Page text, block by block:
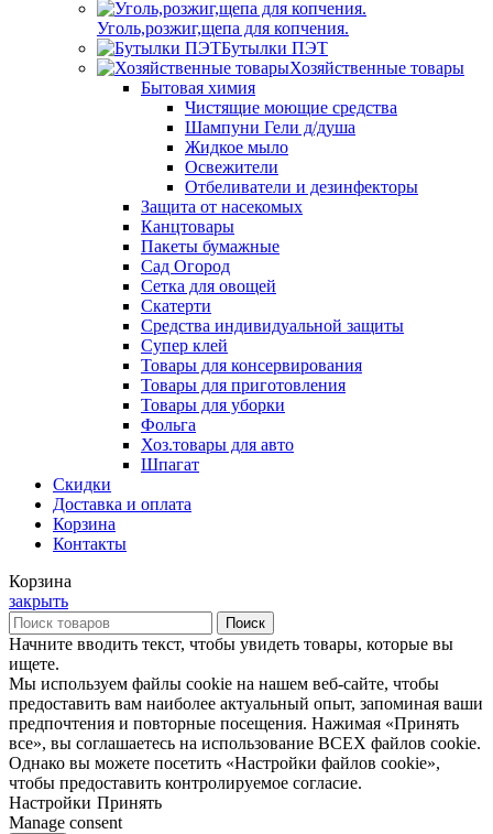
Уголь,розжиг,щепа для копчения.
Бутылки ПЭТ
Хозяйственные товары
Бытовая химия
Чистящие моющие средства
Шампуни Гели д/душа
Жидкое мыло
Освежители
Отбеливатели и дезинфекторы
Защита от насекомых
Канцтовары
Пакеты бумажные
Сад Огород
Сетка для овощей
Скатерти
Средства индивидуальной защиты
Супер клей
Товары для консервирования
Товары для приготовления
Товары для уборки
Фольга
Хоз.товары для авто
Шпагат
Скидки
Доставка и оплата
Корзина
Контакты
Корзина
закрыть
Поиск
Начните вводить текст, чтобы увидеть товары, которые вы
ищете.
Мы используем файлы cookie на нашем веб-сайте, чтобы
предоставить вам наиболее актуальный опыт, запоминая ваши
предпочтения и повторные посещения. Нажимая «Принять
все», вы соглашаетесь на использование ВСЕХ файлов cookie.
Однако вы можете посетить «Настройки файлов cookie»,
чтобы предоставить контролируемое согласие.
Настройки Принять
Manage consent